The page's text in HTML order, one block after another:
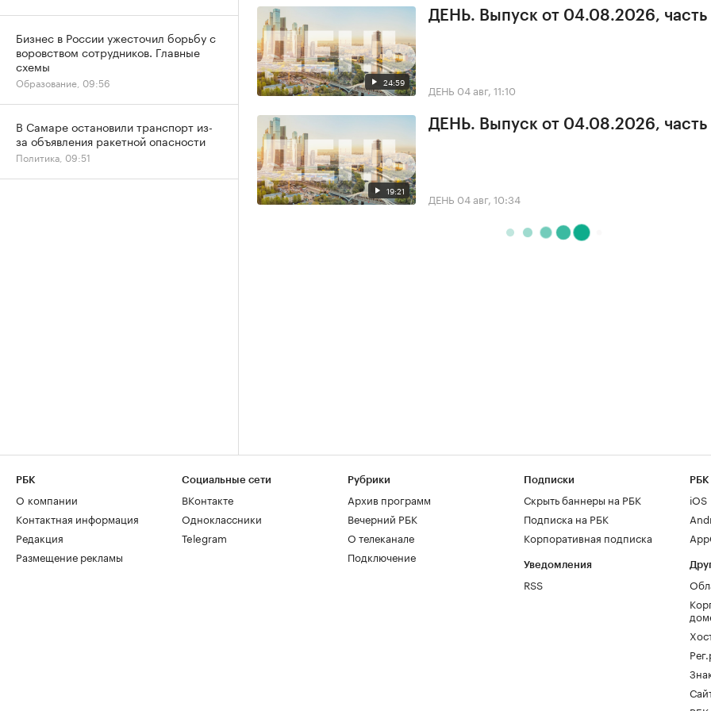
24:59
ДЕНЬ. Выпуск от 04.08.2026, часть
ДЕНЬ 04 авг, 11:10
19:21
ДЕНЬ. Выпуск от 04.08.2026, часть
ДЕНЬ 04 авг, 10:34
Бизнес в России ужесточил борьбу с
воровством сотрудников. Главные
схемы
Образование, 09:56
В Самаре остановили транспорт из-
за объявления ракетной опасности
Политика, 09:51
РБК
О компании
Контактная информация
Редакция
Размещение рекламы
Социальные сети
ВКонтакте
Одноклассники
Telegram
Рубрики
Архив программ
Вечерний РБК
О телеканале
Подключение
Подписки
Скрыть баннеры на РБК
Подписка на РБК
Корпоративная подписка
Уведомления
RSS
РБК
iOS